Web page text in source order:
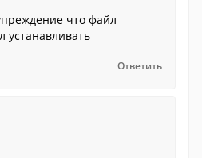
что файл
устанавливать
Ответить